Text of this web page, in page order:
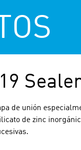
de unión
de zinc